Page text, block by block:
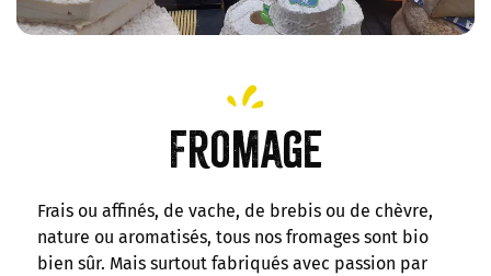
Fromage
Frais ou affinés, de vache, de brebis ou de chèvre,
nature ou aromatisés, tous nos fromages sont bio
bien sûr. Mais surtout fabriqués avec passion par